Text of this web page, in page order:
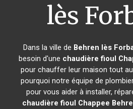
lès
Dans la ville de Behren lès
besoin d'une chaudière fioul
pour chauffer leur maison tout
pourquoi notre équipe de
pour vous aider à installer,
chaudière fioul Chappee